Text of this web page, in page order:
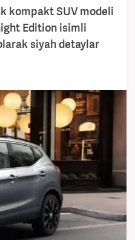
kompakt SUV modeli
Edition isimli
siyah detaylar